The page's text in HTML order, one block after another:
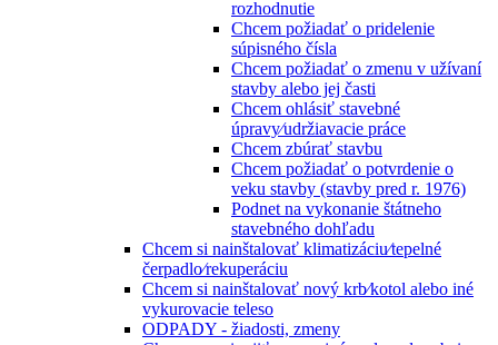
rozhodnutie
Chcem požiadať o pridelenie
súpisného čísla
Chcem požiadať o zmenu v užívaní
stavby alebo jej časti
Chcem ohlásiť stavebné
úpravy⁄udržiavacie práce
Chcem zbúrať stavbu
Chcem požiadať o potvrdenie o
veku stavby (stavby pred r. 1976)
Podnet na vykonanie štátneho
stavebného dohľadu
Chcem si nainštalovať klimatizáciu⁄tepelné
čerpadlo⁄rekuperáciu
Chcem si nainštalovať nový krb⁄kotol alebo iné
vykurovacie teleso
ODPADY - žiadosti, zmeny